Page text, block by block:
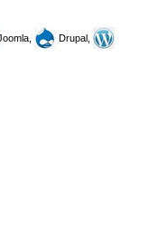
Drupal,